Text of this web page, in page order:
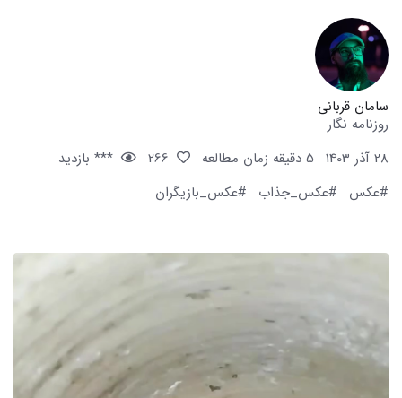
سامان قربانی
روزنامه نگار
28 آذر 1403
5 دقیقه زمان مطالعه
*** بازدید
#عکس
#عکس_جذاب #عکس_بازیگران